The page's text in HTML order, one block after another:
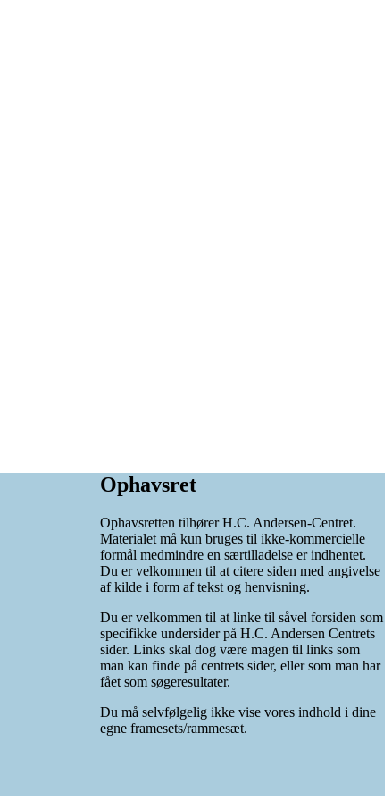
Ophavsret
Ophavsretten tilhører H.C. Andersen-Centret.
Materialet må kun bruges til ikke-kommercielle
formål medmindre en særtilladelse er indhentet.
Du er velkommen til at citere siden med angivelse
af kilde i form af tekst og henvisning.
Du er velkommen til at linke til såvel forsiden som
specifikke undersider på H.C. Andersen Centrets
sider. Links skal dog være magen til links som
man kan finde på centrets sider, eller som man har
fået som søgeresultater.
Du må selvfølgelig ikke vise vores indhold i dine
egne framesets/rammesæt.